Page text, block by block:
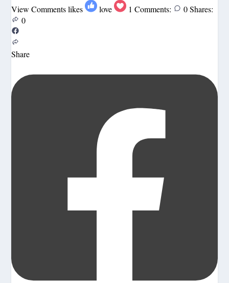
View Comments likes love 1 Comments: 0 Shares:
0
Share